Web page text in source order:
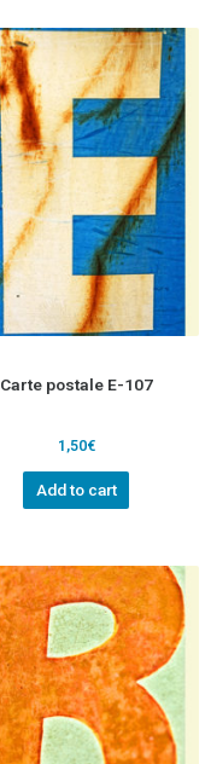
Carte postale E-107
1,50€
Add to cart